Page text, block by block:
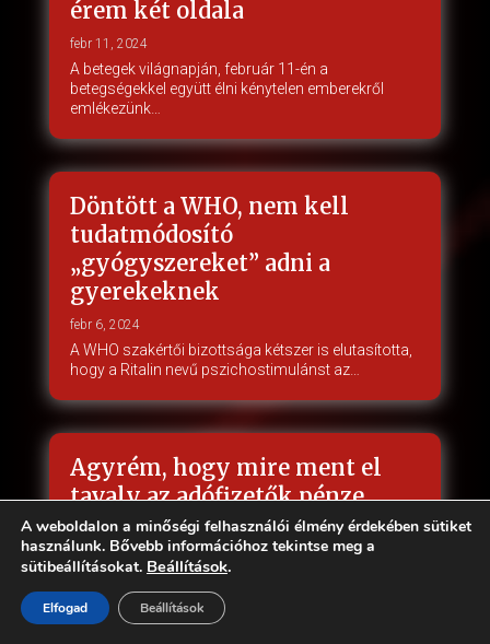
érem két oldala
febr 11, 2024
A betegek világnapján, február 11-én a
betegségekkel együtt élni kénytelen emberekről
emlékezünk…
Döntött a WHO, nem kell
tudatmódosító
„gyógyszereket” adni a
gyerekeknek
febr 6, 2024
A WHO szakértői bizottsága kétszer is elutasította,
hogy a Ritalin nevű pszichostimulánst az…
Agyrém, hogy mire ment el
tavaly az adófizetők pénze
jan 30, 2024
Egy év alatt négyszeresére nőtt a ketamin orrspray
forgalma Magyarországon, így tavaly már több…
A weboldalon a minőségi felhasználói élmény érdekében sütiket
használunk. Bővebb információhoz tekintse meg a
sütibeállításokat. Beállítások.
Elfogad Beállítások